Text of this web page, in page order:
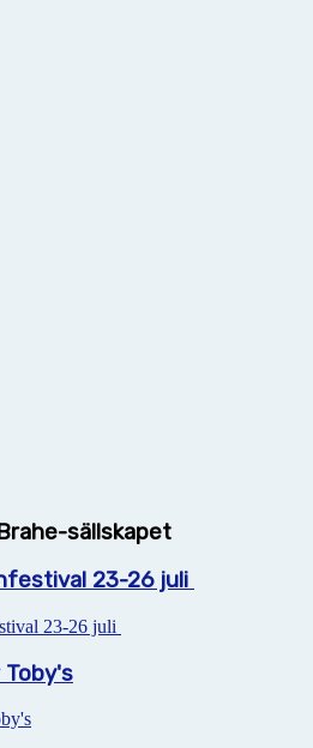
sällskapet
23-26 juli